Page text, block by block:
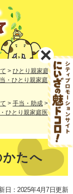
> ひとり親家庭>子育
・ひとり親家庭医療費
> 手当・助成 >子育て
ひとり親家庭医療費>
かたへ
日：2025年4月7日更新